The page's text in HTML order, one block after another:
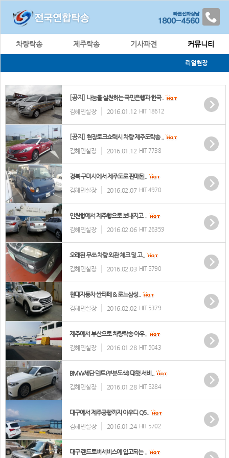
차량탁송 제주탁송 기사파견 커뮤니티
리얼현장
[공지] 나눔을 실천하는 국민은행과 한국..
김혜민실장
2016.01.12 HIT 18612
[공지] 현장토크쇼택시 차량 제주도탁송 ..
김혜민실장
2016.01.12 HIT 7738
경북 구미시에서 제주도로 판매된..
김혜민실장
2016.02.07 HIT 4970
인천항에서 제주항으로 보내지고 ..
김혜민실장
2016.02.06 HIT 26359
오래된 무쏘 차량 외관 체크 및 고..
김혜민실장
2016.02.03 HIT 5790
현대자동차 싼타페 & 로느삼성..
김혜민실장
2016.02.02 HIT 5379
제주에서 부산으로 차량탁송 아우..
김혜민실장
2016.01.28 HIT 5043
BMW세단 덴트(부분도색) 대행 서비..
김혜민실장
2016.01.28 HIT 5284
대구에서 제주공항까지 아우디 Q5..
김혜민실장
2016.01.24 HIT 5702
대구 랜드로버서비스에 입고되는 ..